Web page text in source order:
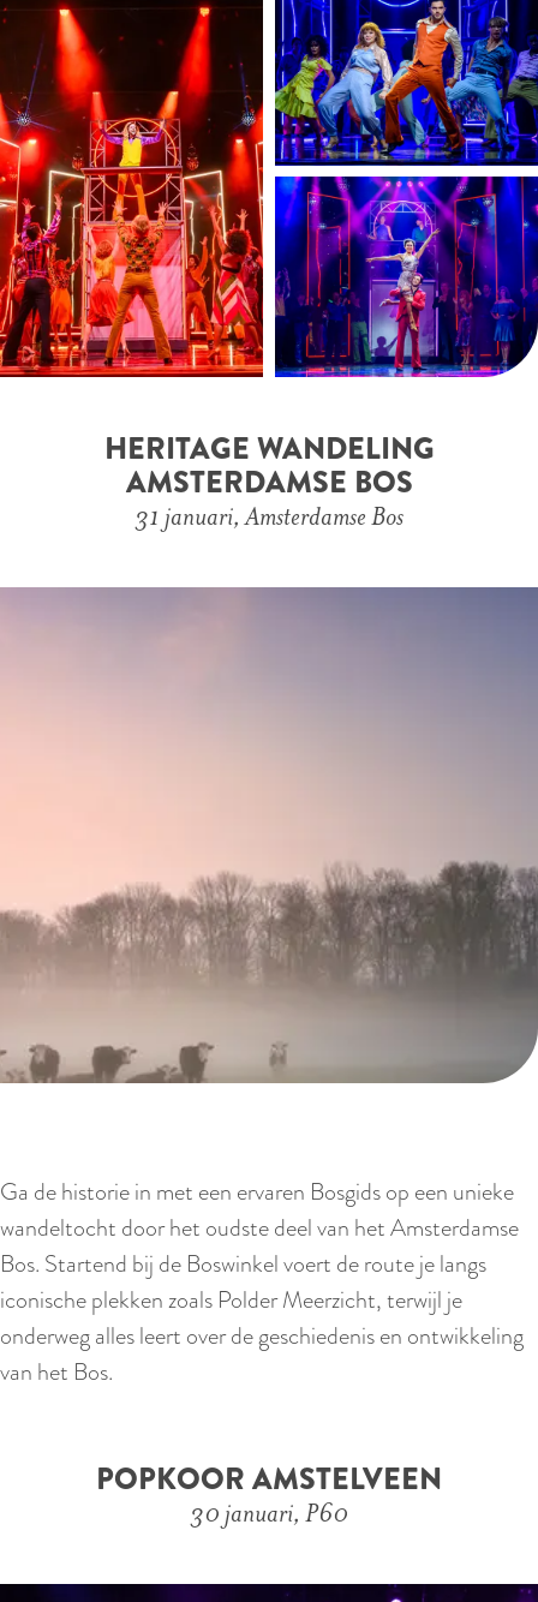
HERITAGE WANDELING
AMSTERDAMSE BOS
31 januari, Amsterdamse Bos
Ga de historie in met een ervaren Bosgids op een unieke
wandeltocht door het oudste deel van het Amsterdamse
Bos. Startend bij de Boswinkel voert de route je langs
iconische plekken zoals Polder Meerzicht, terwijl je
onderweg alles leert over de geschiedenis en ontwikkeling
van het Bos.
POPKOOR AMSTELVEEN
30 januari, P60